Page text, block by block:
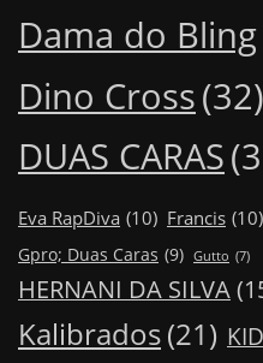
Dama do Bling
Dino Cross(32)
DUAS CARAS
Eva RapDiva (10) Francis (10)
Gpro; Duas Caras (9) Gutto (7)
HERNANI DA SILVA
Kalibrados(21)